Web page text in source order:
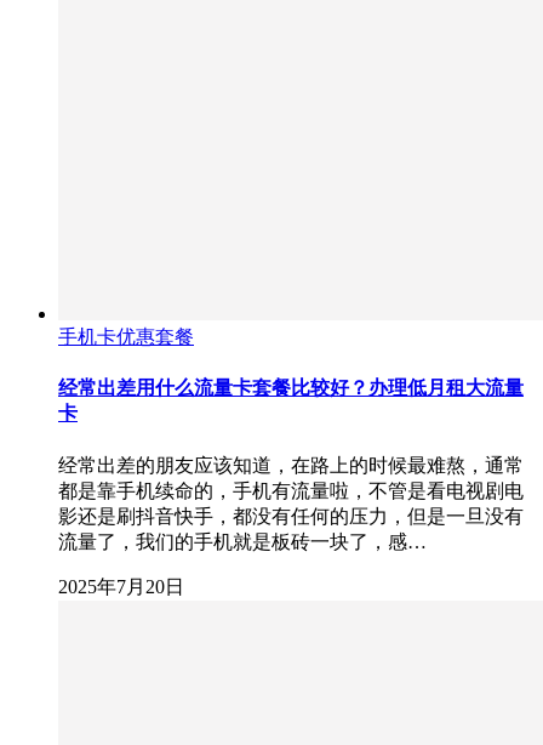
手机卡优惠套餐
经常出差用什么流量卡套餐比较好？办理低月租大流量
卡
经常出差的朋友应该知道，在路上的时候最难熬，通常
都是靠手机续命的，手机有流量啦，不管是看电视剧电
影还是刷抖音快手，都没有任何的压力，但是一旦没有
流量了，我们的手机就是板砖一块了，感…
2025年7月20日